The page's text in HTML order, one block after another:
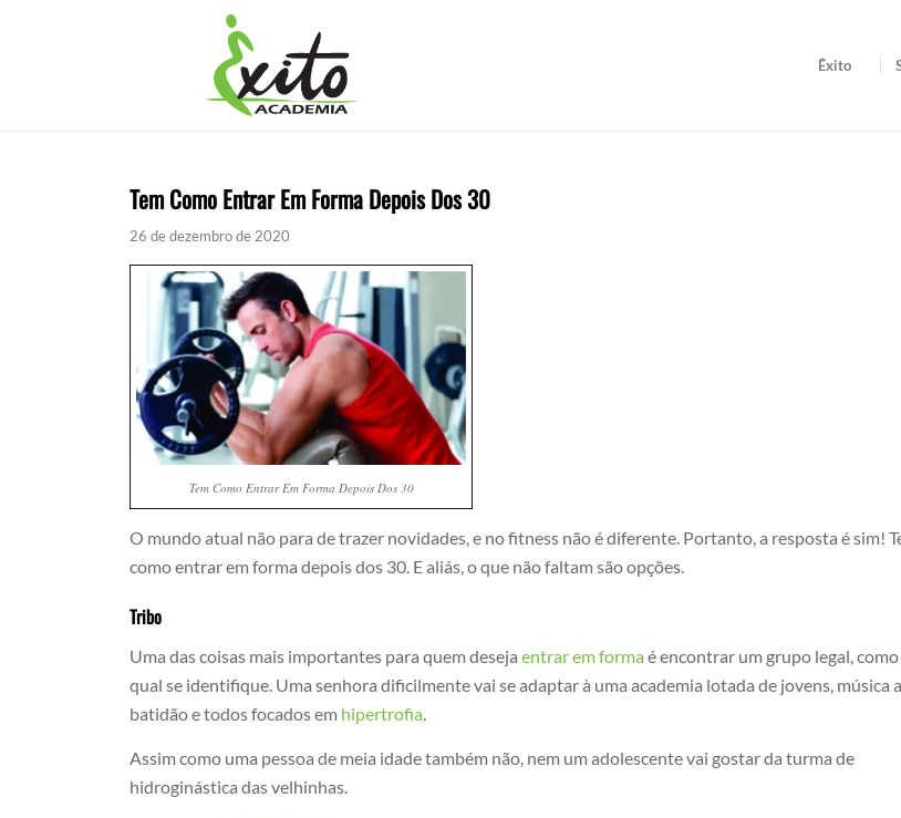
Êxito
Tem Como Entrar Em Forma Depois Dos 30
26 de dezembro de 2020
Tem Como Entrar Em Forma Depois Dos 30
O mundo atual não para de trazer novidades, e no fitness não é diferente. Portanto, a resposta é sim!
como entrar em forma depois dos 30. E aliás, o que não faltam são opções.
Tribo
Uma das coisas mais importantes para quem desejaentrar em formaé encontrar um grupo legal,
qual se identifique. Uma senhora dificilmente vai se adaptar à uma academia lotada de jovens, música
batidão e todos focados em hipertrofia.
Assim como uma pessoa de meia idade também não, nem um adolescente vai gostar da turma de
hidroginástica das velhinhas.